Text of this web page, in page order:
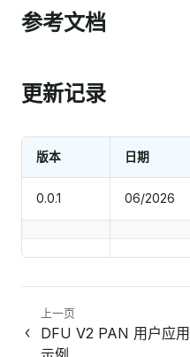
参考文档
更新记录
版本 日期
0.0.1 06/2026
上一页
DFU V2 PAN 用户应用